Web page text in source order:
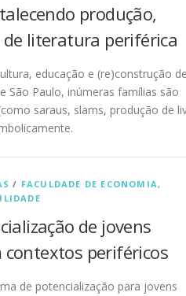
produção,
de literatura periférica
educação e (re)construção de
São Paulo, inúmeras famílias são
saraus, slams, produção de
/ FACULDADE DE ECONOMIA,
de jovens
periféricos
de potencialização para jovens